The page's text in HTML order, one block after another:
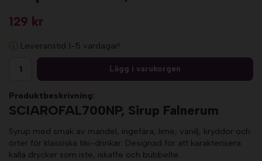
129 kr
Leveranstid 1-5 vardagar!
Lägg i varukorgen
Produktbeskrivning:
SCIAROFAL700NP, Sirup Falnerum
Syrup med smak av mandel, ingefära, lime, vanilj, kryddor och
örter för klassiska tiki-drinkar. Designad för att karakterisera
kalla drycker som iste, iskaffe och bubbelte.